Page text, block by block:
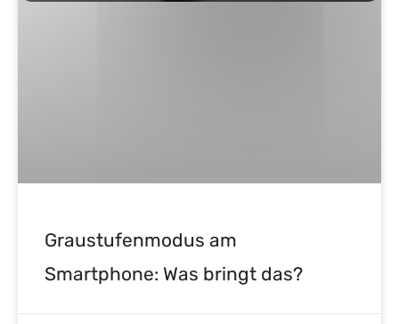
Graustufenmodus am
Smartphone: Was bringt das?